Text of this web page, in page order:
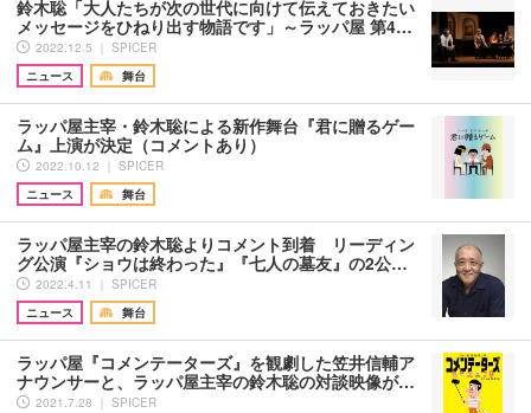
鈴木聡「大人たちが次の世代に向けて伝えておきたい
メッセージをひねり出す物語です」～ラッパ屋 第4…
2022.12.5 ｜ SPICER
ニュース
舞台
ラッパ屋主宰・鈴木聡による新作舞台『君に贈るゲー
ム』上演が決定（コメントあり）
2022.10.12 ｜ SPICER
ニュース
舞台
ラッパ屋主宰の鈴木聡よりコメント到着 リーディン
グ公演『ショウは終わった』『七人の墓友』の2公…
2022.4.11 ｜ SPICER
ニュース
舞台
ラッパ屋『コメンテーターズ』を観劇した笠井信輔ア
ナウンサーと、ラッパ屋主宰の鈴木聡の対談映像が…
2021.7.28 ｜ SPICER